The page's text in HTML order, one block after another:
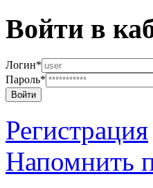
Войти в
Логин*
Пароль*
Войти
Регистрация
Напомнить